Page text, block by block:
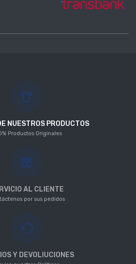
NUESTROS PRODUCTOS
Productos Originales
AL CLIENTE
por sus pedidos
Y DEVOLIUCIONES